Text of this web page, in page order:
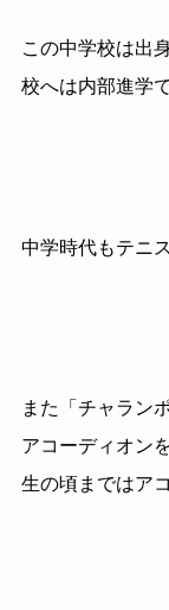
この中学校は出
校へは内部進学
中学時代もテニ
また「チャラン
アコーディオン
生の頃まではア